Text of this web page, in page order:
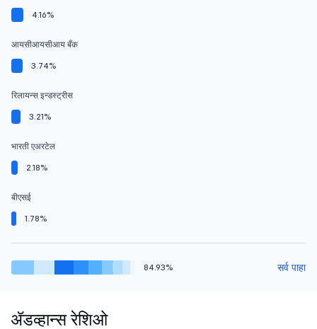
4.16%
आयसीआयसीआय बँक
3.74%
रिलायन्स इन्डस्ट्रीस
3.21%
भारती एअरटेल
2.18%
बीएसई
1.78%
84.93% सर्व पाहा
ॲडव्हान्स रेशिओ